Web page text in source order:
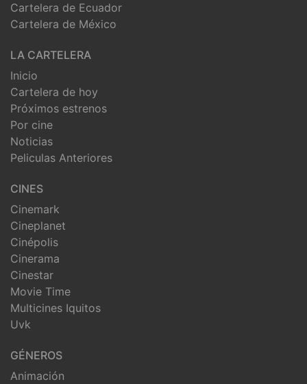
Cartelera de Ecuador
Cartelera de México
LA CARTELERA
Inicio
Cartelera de hoy
Próximos estrenos
Por cine
Noticias
Peliculas Anteriores
CINES
Cinemark
Cineplanet
Cinépolis
Cinerama
Cinestar
Movie Time
Multicines Iquitos
Uvk
GÉNEROS
Animación